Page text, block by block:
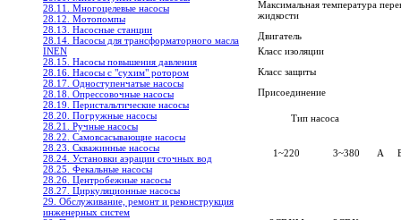
28.11. Многоцелевые насосы
28.12. Мотопомпы
28.13. Насосные станции
28.14. Насосы для трансформаторного масла
INEN
28.15. Насосы повышения давления
28.16. Насосы с "сухим" ротором
28.17. Одноступенчатые насосы
28.18. Опрессовочные насосы
28.19. Перистальтические насосы
28.20. Погружные насосы
28.21. Ручные насосы
28.22. Самовсасывающие насосы
28.23. Скважинные насосы
28.24. Установки аэрации сточных вод
28.25. Фекальные насосы
28.26. Центробежные насосы
28.27. Циркуляционные насосы
29. Обслуживание, ремонт и реконструкция
инженерных систем
Максимальная температура
жидкости
Двигатель
Класс изоляции
Класс защиты
Присоединение
Тип насоса
1~220 3~380 A